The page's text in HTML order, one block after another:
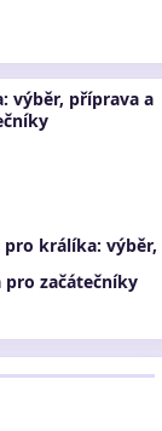
pro králíka: výběr,
pro začátečníky